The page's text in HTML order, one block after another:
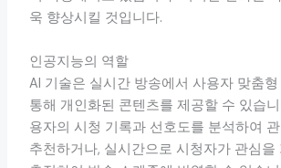
욱 향상시킬 것입니다.
인공지능의 역할
AI 기술은 실시간 방송에서 사용자 맞춤
통해 개인화된 콘텐츠를 제공할 수 있습
용자의 시청 기록과 선호도를 분석하여
추천하거나, 실시간으로 시청자가 관심을